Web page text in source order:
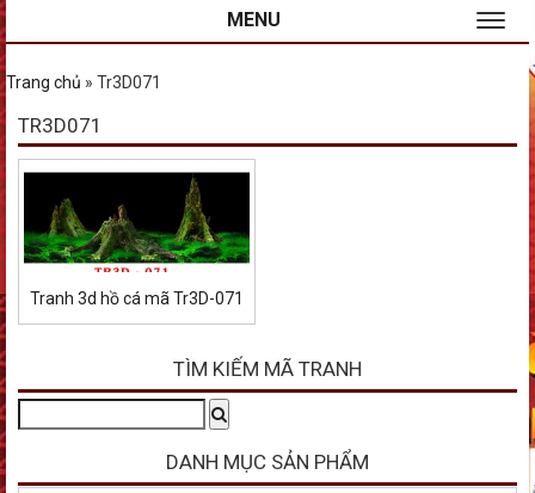
MENU
Trang chủ » Tr3D071
TR3D071
Tranh 3d hồ cá mã Tr3D-071
TÌM KIẾM MÃ TRANH
DANH MỤC SẢN PHẨM